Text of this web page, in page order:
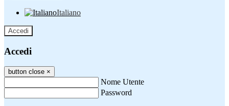
Italiano
Accedi
Accedi
button close ×
Nome Utente
Password